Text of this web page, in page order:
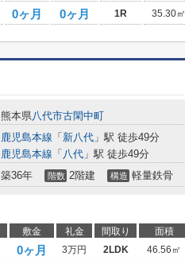
0ヶ月 0ヶ月 1R 35.30㎡
熊本県八代市古閑中町
鹿児島本線 「 新八代 」駅 徒歩49分
鹿児島本線 「 八代 」駅 徒歩49分
築36年 階数 2階建 構造 軽量鉄骨
敷金 礼金 間取り 面積
0ヶ月 3万円 2LDK 46.56㎡